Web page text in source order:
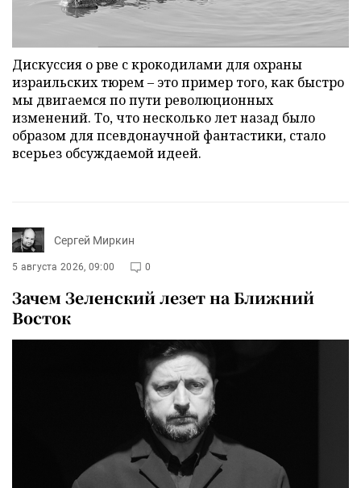
Дискуссия о рве с крокодилами для охраны
израильских тюрем – это пример того, как быстро
мы двигаемся по пути революционных
изменений. То, что несколько лет назад было
образом для псевдонаучной фантастики, стало
всерьез обсуждаемой идеей.
Сергей Миркин
5 августа 2026, 09:00 0
Зачем Зеленский лезет на Ближний
Восток